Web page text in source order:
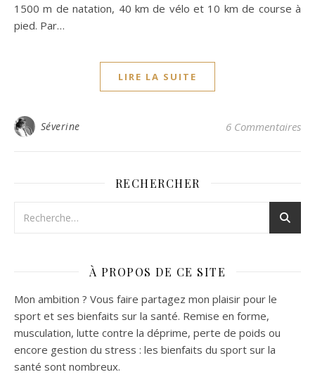
1500 m de natation, 40 km de vélo et 10 km de course à
pied. Par…
LIRE LA SUITE
Séverine 6 Commentaires
RECHERCHER
À PROPOS DE CE SITE
Mon ambition ? Vous faire partagez mon plaisir pour le
sport et ses bienfaits sur la santé. Remise en forme,
musculation, lutte contre la déprime, perte de poids ou
encore gestion du stress : les bienfaits du sport sur la
santé sont nombreux.